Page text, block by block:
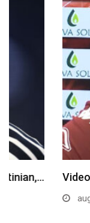
Video | Daniel
august 7, 2026